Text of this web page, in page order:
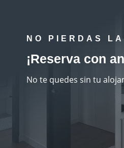
NO PIERDAS
¡Reserva con
No te quedes sin tu